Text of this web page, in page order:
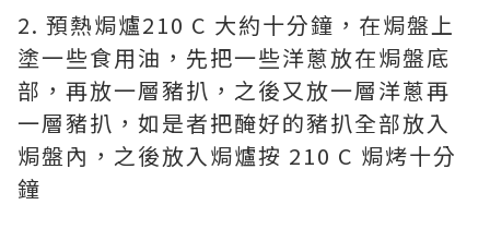
2. 預熱焗爐210 C 大約十分鐘，在焗盤上
塗一些食用油，先把一些洋蔥放在焗盤底
部，再放一層豬扒，之後又放一層洋蔥再
一層豬扒，如是者把醃好的豬扒全部放入
焗盤內，之後放入焗爐按 210 C 焗烤十分
鐘